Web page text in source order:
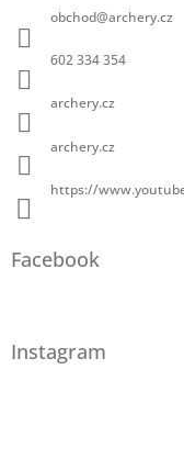
obchod@archery.cz
602 334 354
archery.cz
archery.cz
https://
Facebook
Instagram